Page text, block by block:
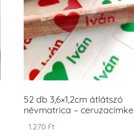
52 db 3,6×1,2cm átlátszó
névmatrica – ceruzacímke
1.270 Ft